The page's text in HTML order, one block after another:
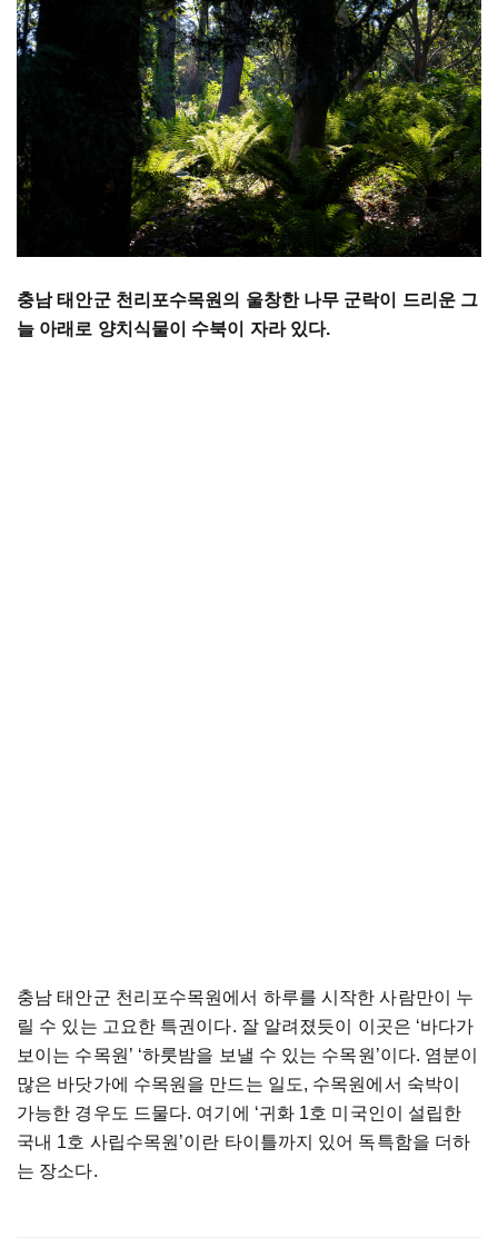
충남 태안군 천리포수목원의 울창한 나무 군락이 드리운 그
늘 아래로 양치식물이 수북이 자라 있다.
충남 태안군 천리포수목원에서 하루를 시작한 사람만이 누
릴 수 있는 고요한 특권이다. 잘 알려졌듯이 이곳은 ‘바다가
보이는 수목원’ ‘하룻밤을 보낼 수 있는 수목원’이다. 염분이
많은 바닷가에 수목원을 만드는 일도, 수목원에서 숙박이
가능한 경우도 드물다. 여기에 ‘귀화 1호 미국인이 설립한
국내 1호 사립수목원’이란 타이틀까지 있어 독특함을 더하
는 장소다.